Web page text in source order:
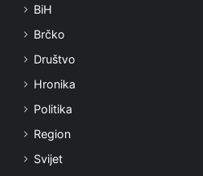
BiH
Brčko
Društvo
Hronika
Politika
Region
Svijet